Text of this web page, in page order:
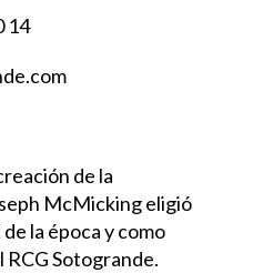
14
de la
McMicking eligió
la época y como
Sotogrande.